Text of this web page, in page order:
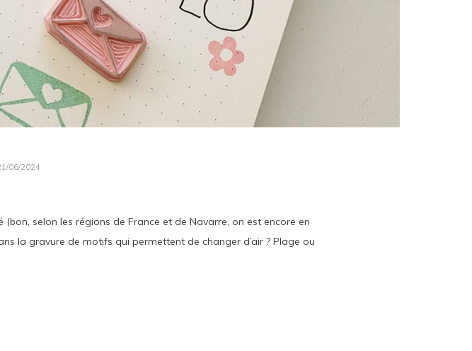
06/2024
(bon, selon les régions de France et de Navarre, on est encore en
la gravure de motifs qui permettent de changer d’air ? Plage ou